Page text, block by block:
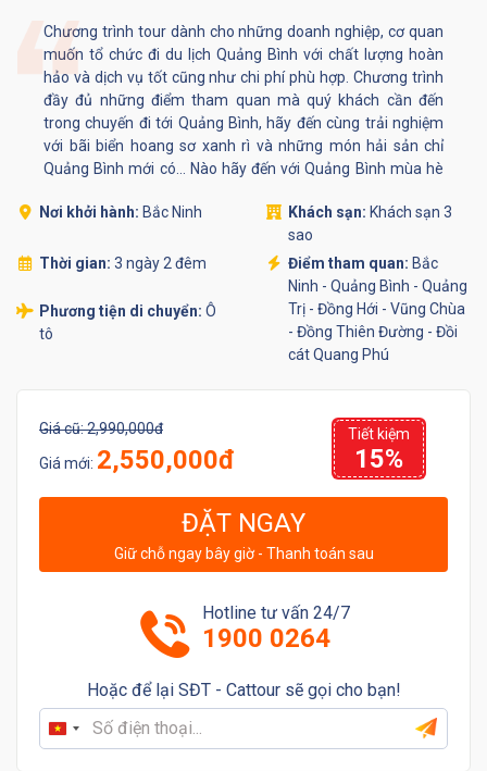
Chương trình tour dành cho những doanh nghiệp, cơ quan
muốn tổ chức đi du lịch Quảng Bình với chất lượng hoàn
hảo và dịch vụ tốt cũng như chi phí phù hợp. Chương trình
đầy đủ những điểm tham quan mà quý khách cần đến
trong chuyến đi tới Quảng Bình, hãy đến cùng trải nghiệm
với bãi biển hoang sơ xanh rì và những món hải sản chỉ
Quảng Bình mới có... Nào hãy đến với Quảng Bình mùa hè
Nơi khởi hành: Bắc Ninh Khách sạn: Khách sạn 3
sao
Thời gian: 3 ngày 2 đêm Điểm tham quan: Bắc
Ninh - Quảng Bình - Quảng
Trị - Đồng Hới - Vũng Chùa
- Đồng Thiên Đường - Đồi
cát Quang Phú
Phương tiện di chuyển: Ô
tô
Giá cũ:2,990,000đ
Giá mới: 2,550,000đ
Tiết kiệm
15%
ĐẶT NGAY
Giữ chỗ ngay bây giờ - Thanh toán sau
Hotline tư vấn 24/7
1900 0264
Hoặc để lại SĐT - Cattour sẽ gọi cho bạn!
Vietnam